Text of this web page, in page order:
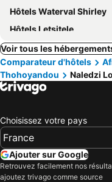
Hôtels Waterval Shirley
Hôtels Letsitele
Voir tous les
Comparateur d'hôtels
Thohoyandou
Naledzi
Choisissez votre pays
Ajouter sur Google
Retrouvez facilement nos
ajoutez trivago comme source